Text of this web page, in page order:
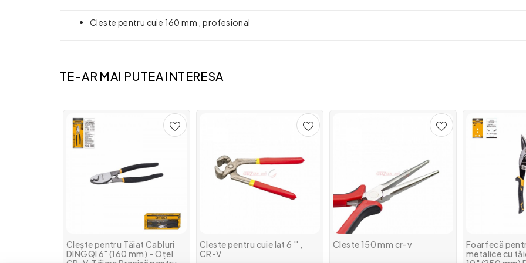
Cleste pentru cuie 160 mm , profesional
TE-AR MAI PUTEA INTERESA
Clește pentru Tăiat Cabluri
DINGQI 6" (160 mm) – Oțel
Cleste pentru cuie lat 6 '' ,
CR-V
Cleste 150 mm cr-v
Foarfecă
metalice cu